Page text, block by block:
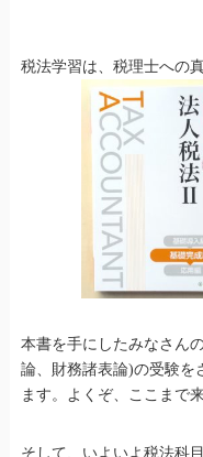
税法学習は、税理士への
本書を手にしたみなさん
論、財務諸表論)の受験を
ます。よくぞ、ここまで
そして、いよいよ税法科